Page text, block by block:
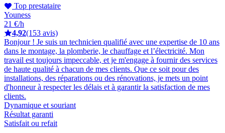
Top prestataire
Youness
21 €/h
4,92(153 avis)
Bonjour ! Je suis un technicien qualifié avec une expertise de 10 ans
dans le montage, la plomberie, le chauffage et l’électricité. Mon
travail est toujours impeccable, et je m'engage à fournir des services
de haute qualité à chacun de mes clients. Que ce soit pour des
installations, des réparations ou des rénovations, je mets un point
d'honneur à respecter les délais et à garantir la satisfaction de mes
clients.
Dynamique et souriant
Résultat garanti
Satisfait ou refait